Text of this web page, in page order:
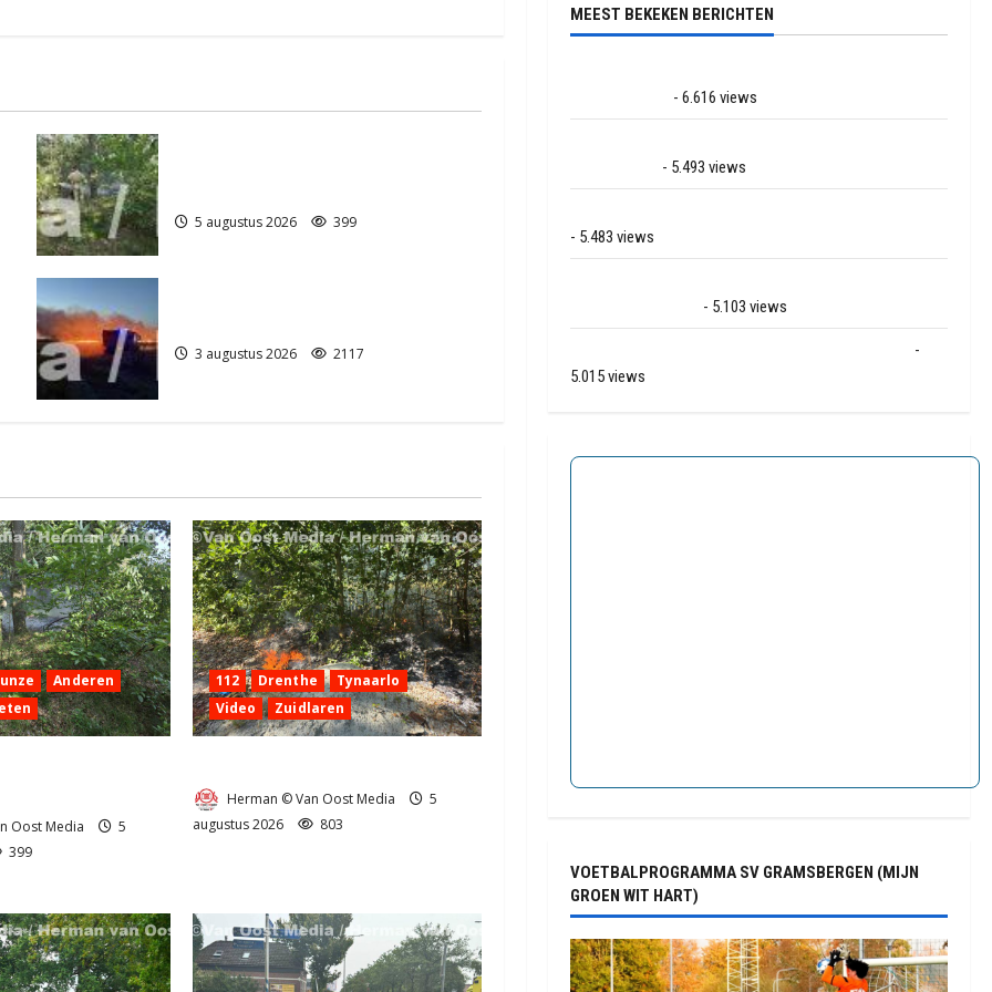
5 augustus 2026 399
3 augustus 2026 2117
Anderen
Oost Media
5
399
112 Drenthe
Tynaarlo
Video
Zuidlaren
Herman © Van Oost Media
5
augustus 2026
803
MEEST BEKEKEN BERICHTEN
- 6.616 views
- 5.493 views
- 5.483 views
- 5.103 views
-
5.015 views
VOETBALPROGRAMMA SV GRAMSBERGEN (MIJN
GROEN WIT HART)